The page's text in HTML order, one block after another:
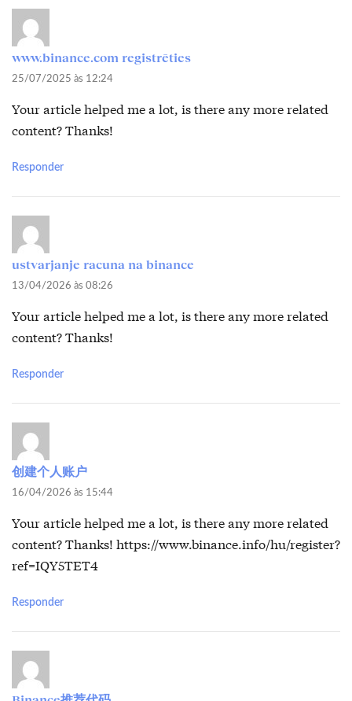
www.binance.com registrēties
25/07/2025 às 12:24
Your article helped me a lot, is there any more related
content? Thanks!
Responder
ustvarjanje racuna na binance
13/04/2026 às 08:26
Your article helped me a lot, is there any more related
content? Thanks!
Responder
创建个人账户
16/04/2026 às 15:44
Your article helped me a lot, is there any more related
content? Thanks! https://www.binance.info/hu/register?
ref=IQY5TET4
Responder